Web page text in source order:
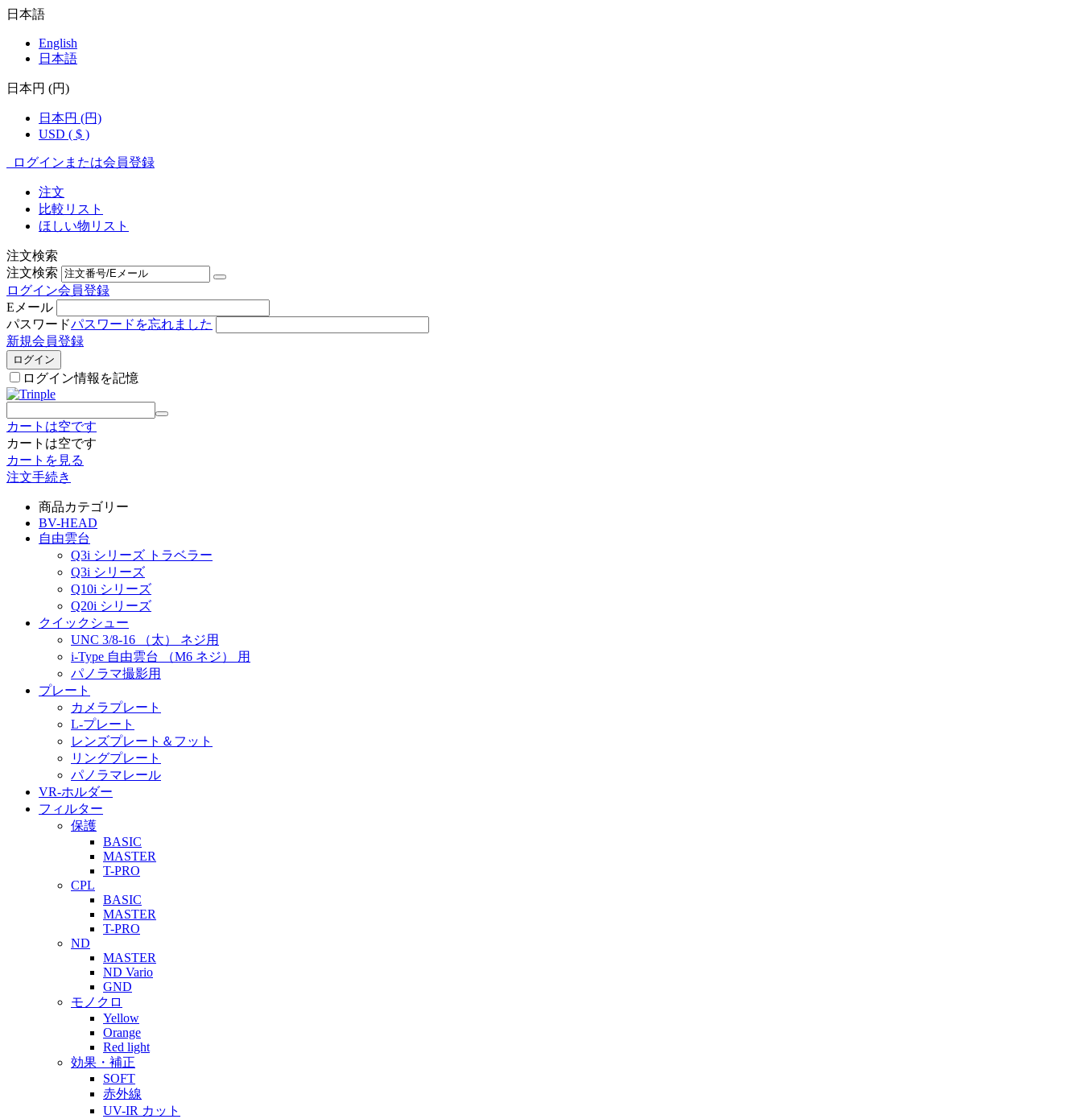
日本語
English
日本語
日本円 (円)
日本円 (円)
USD ( $ )
ログインまたは会員登録
注文
比較リスト
ほしい物リスト
注文検索
注文検索
ログイン会員登録
Eメール
パスワードパスワードを忘れました
新規会員登録
ログイン
ログイン情報を記憶
カートは空です
カートは空です
カートを見る
注文手続き
商品カテゴリー
BV-HEAD
自由雲台
Q3i シリーズ トラベラー
Q3i シリーズ
Q10i シリーズ
Q20i シリーズ
クイックシュー
UNC 3/8-16 （太） ネジ用
i-Type 自由雲台 （M6 ネジ） 用
パノラマ撮影用
プレート
カメラプレート
L-プレート
レンズプレート＆フット
リングプレート
パノラマレール
VR-ホルダー
フィルター
保護
BASIC
MASTER
T-PRO
CPL
BASIC
MASTER
T-PRO
ND
MASTER
ND Vario
GND
モノクロ
Yellow
Orange
Red light
効果・補正
SOFT
赤外線
UV-IR カット